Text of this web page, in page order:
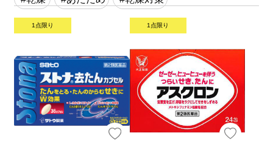
1点限り 1点限り